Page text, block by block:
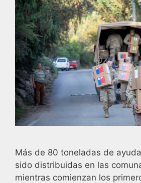
Más de 80 toneladas de
sido distribuidas en las
mientras comienzan los